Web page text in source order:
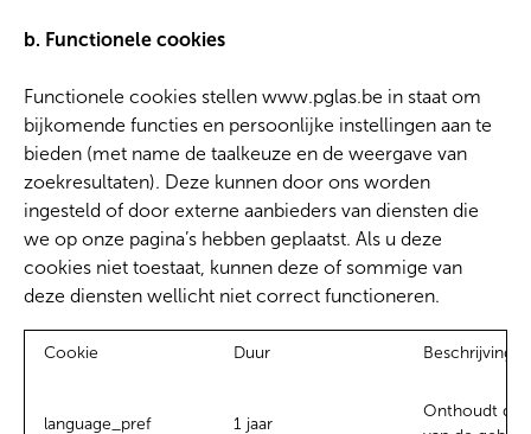
b. Functionele cookies
Functionele cookies stellen www.pglas.be in staat om
bijkomende functies en persoonlijke instellingen aan te
bieden (met name de taalkeuze en de weergave van
zoekresultaten). Deze kunnen door ons worden
ingesteld of door externe aanbieders van diensten die
we op onze pagina’s hebben geplaatst. Als u deze
cookies niet toestaat, kunnen deze of sommige van
deze diensten wellicht niet correct functioneren.
Cookie Duur Beschrijving
language_pref 1 jaar
Onthoudt de